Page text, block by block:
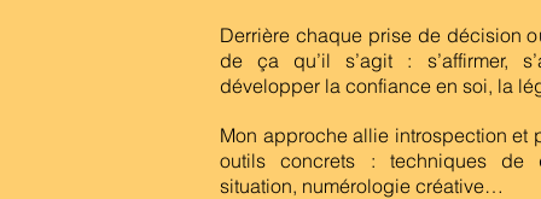
Derrière chaque prise de décision
de ça qu’il s’agit : s’affirmer,
développer la confiance en soi, la
Mon approche allie introspection et
outils concrets : techniques de
situation, numérologie créative…